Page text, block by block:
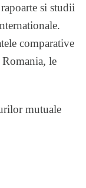
si studii
comparative
le